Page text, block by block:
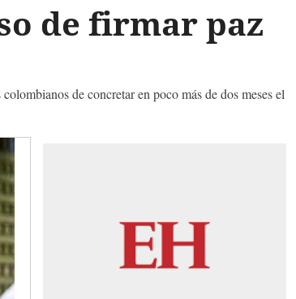
de firmar paz
de concretar en poco más de dos meses el